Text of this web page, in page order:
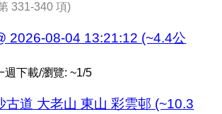
331-340 項)
2026-08-04 13:21:12 (~4.4公
週下載/瀏覽: ~1/5
古道 大老山 東山 彩雲邨 (~10.3